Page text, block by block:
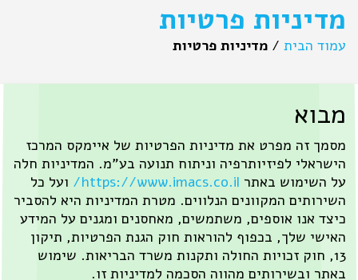
פרטיות
/ מדיניות פרטיות
מפרט את מדיניות הפרטיות של איימקס המרכז
לפיזיותרפיה וניתוח תנועה בע"מ. המדיניות חלה
באתרhttps://www.imacs.co.il/ ועל כל
המקוונים הנלווים. מטרת המדיניות היא להסביר
אוספים, משתמשים, מאחסנים ומגנים על המידע
בכפוף להוראות חוק הגנת הפרטיות, תיקון
זכויות החולה ותקנות משרד הבריאות. שימוש
מהווה הסכמה למדיניות זו.